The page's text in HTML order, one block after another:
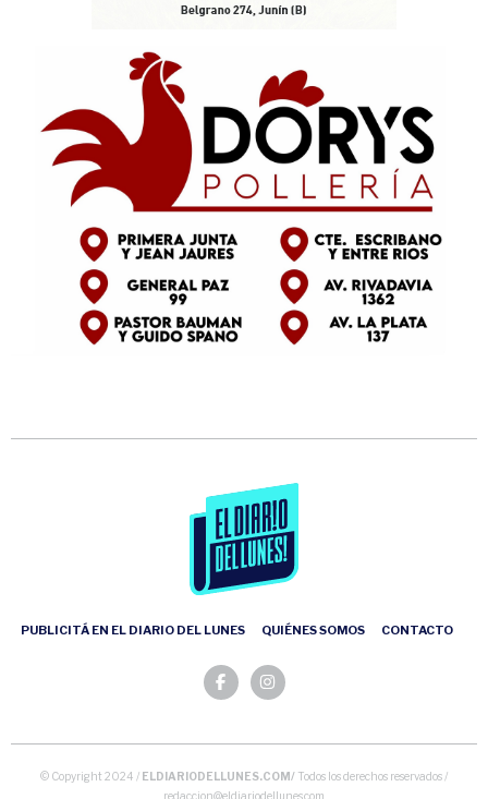
PUBLICITÁ EN EL DIARIO DEL LUNES QUIÉNES SOMOS CONTACTO
© Copyright 2024 / ELDIARIODELLUNES.COM/ Todos los derechos reservados /
redaccion@eldiariodellunes.com